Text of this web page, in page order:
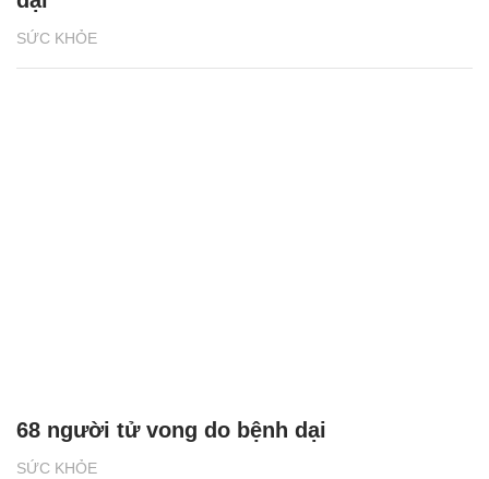
SỨC KHỎE
SỨC KHỎE
68 người tử vong do bệnh dại